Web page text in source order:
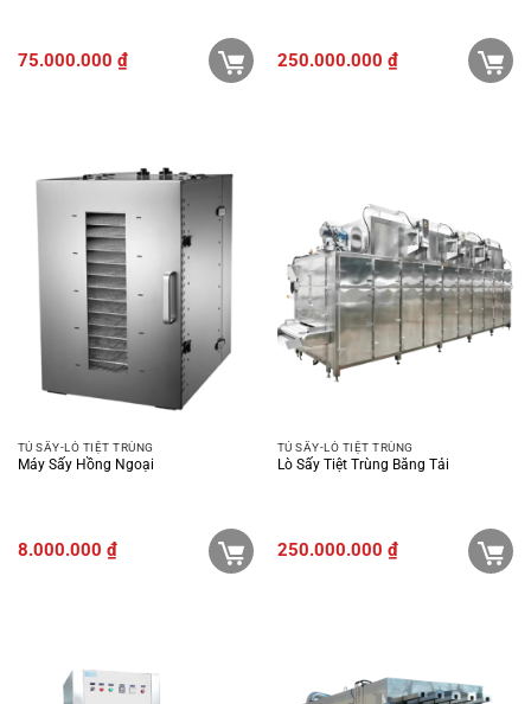
75.000.000 ₫ 250.000.000 ₫
TỦ SẤY-LÒ TIỆT TRÙNG
Máy Sấy Hồng Ngoại
8.000.000 ₫
TỦ SẤY-LÒ TIỆT TRÙNG
Lò Sấy Tiệt Trùng Băng Tải
250.000.000 ₫